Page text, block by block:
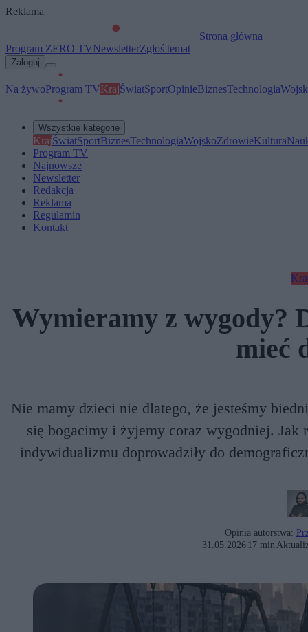
Reklama
Strona główna
Program ZERO TVNewsletterZgłoś temat
Zaloguj
Na żywoProgram TVKrajŚwiatSportOpinieBiznesTechnologia
Wszystkie kategorie
KrajŚwiatSportBiznesTechnologiaWojskoZdrowieKultura
Program TV
Najnowsze
Newsletter
Redakcja
Reklama
Regulamin
Kontakt
Wymieramy z wygody?
mieć
Nie mamy dzieci nie dlatego, że jesteśmy
się bogacimy i żyjemy coraz wygodniej.
indywidualizmu doprowadziły do
Opinia autorstwa:
31.05.2026 17 min